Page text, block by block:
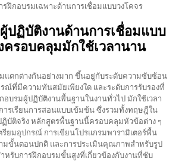
ฝึกอบรมเฉพาะด้านการเชื่อมแบบวงโคจร
ปฏิบัติงานด้านการเชื่อมแบบ
ครอบคลุมมักใช้เวลานาน
มแตกต่างกันอย่างมาก ขึ้นอยู่กับระดับความซับซ้อน
ณ์ที่มีความทันสมัยเพียงใด และระดับการรับรองที่
อบรมผู้ปฏิบัติงานพื้นฐานในงานทั่วไป มักใช้เวลา
ารเรียนการสอนแบบเข้มข้น ซึ่งรวมทั้งทฤษฎีใน
ฏิบัติจริง หลักสูตรพื้นฐานนี้ครอบคลุมหัวข้อต่าง ๆ
รียมอุปกรณ์ การเขียนโปรแกรมพารามิเตอร์พื้น
มขั้นตอนปกติ และการประเมินคุณภาพสำหรับรูป
หรับการฝึกอบรมขั้นสูงที่เกี่ยวข้องกับงานที่ซับ